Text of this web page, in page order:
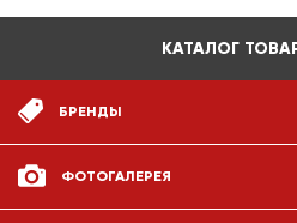
КАТАЛОГ
БРЕНДЫ
ФОТОГАЛЕРЕЯ